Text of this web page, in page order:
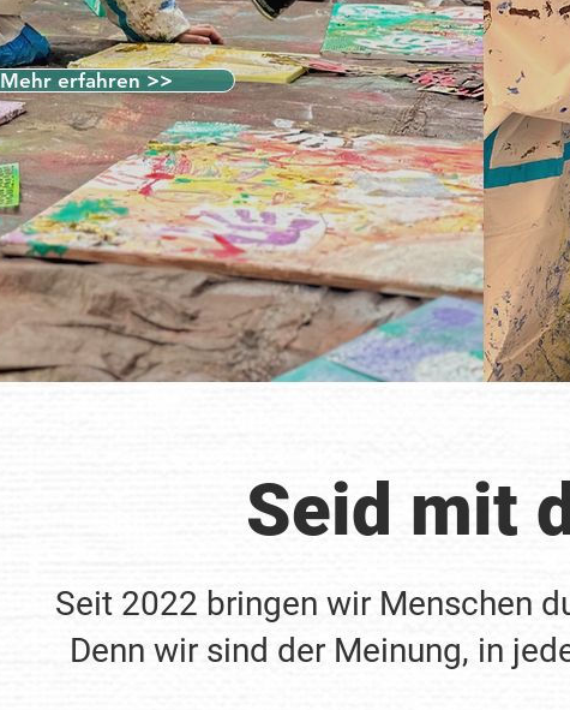
Mehr erfahren >>
Seid mit
Seit 2022 bringen wir Menschen
Denn wir sind der Meinung, in